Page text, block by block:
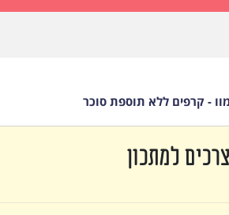
- קרפים ללא תוספת סוכר
למתכון